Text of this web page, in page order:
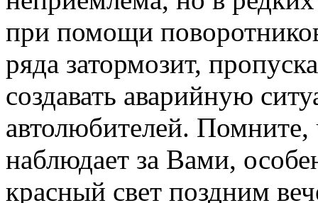
при помощи
ряда затормозит,
создавать аварийную
автолюбителей. Помните,
наблюдает за Вами,
красный свет поздним